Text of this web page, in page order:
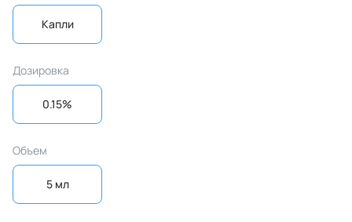
Капли
Дозировка
0.15%
Объем
5 мл